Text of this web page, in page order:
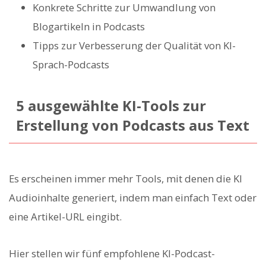
Konkrete Schritte zur Umwandlung von
Blogartikeln in Podcasts
Tipps zur Verbesserung der Qualität von KI-
Sprach-Podcasts
5 ausgewählte KI-Tools zur
Erstellung von Podcasts aus Text
Es erscheinen immer mehr Tools, mit denen die KI
Audioinhalte generiert, indem man einfach Text oder
eine Artikel-URL eingibt.
Hier stellen wir fünf empfohlene KI-Podcast-